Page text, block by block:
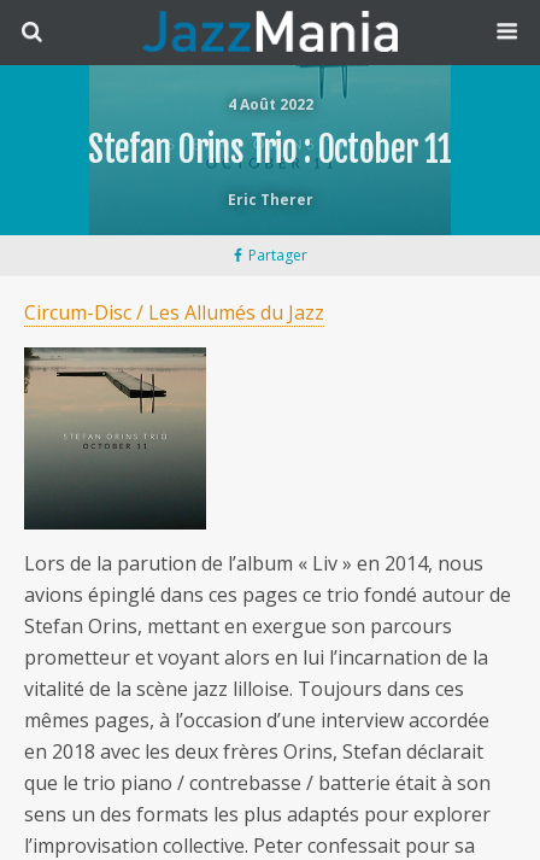
4 Août 2022
Stefan Orins Trio : October 11
Eric Therer
Partager
Circum-Disc / Les Allumés du Jazz
Lors de la parution de l’album « Liv » en 2014, nous
avions épinglé dans ces pages ce trio fondé autour de
Stefan Orins, mettant en exergue son parcours
prometteur et voyant alors en lui l’incarnation de la
vitalité de la scène jazz lilloise. Toujours dans ces
mêmes pages, à l’occasion d’une interview accordée
en 2018 avec les deux frères Orins, Stefan déclarait
que le trio piano / contrebasse / batterie était à son
sens un des formats les plus adaptés pour explorer
l’improvisation collective. Peter confessait pour sa